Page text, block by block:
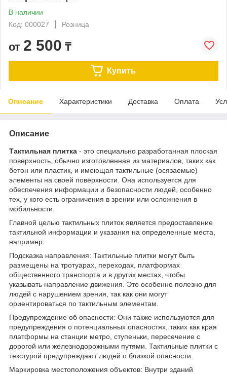
В наличии
Код: 000027
Розница
от 2 500 ₸
Купить
Описание Характеристики Доставка Оплата
Описание
Тактильная плитка - это специально разработанная плоская
поверхность, обычно изготовленная из материалов, таких как
бетон или пластик, и имеющая тактильные (осязаемые)
элементы на своей поверхности. Она используется для
обеспечения информации и безопасности людей, особенно
тех, у кого есть ограничения в зрении или осложнения в
мобильности.
Главной целью тактильных плиток является предоставление
тактильной информации и указания на определенные места,
например:
Подсказка направления: Тактильные плитки могут быть
размещены на тротуарах, переходах, платформах
общественного транспорта и в других местах, чтобы
указывать направление движения. Это особенно полезно для
людей с нарушением зрения, так как они могут
ориентироваться по тактильным элементам.
Предупреждение об опасности: Они также используются для
предупреждения о потенциальных опасностях, таких как края
платформы на станции метро, ступеньки, пересечение с
дорогой или железнодорожными путями. Тактильные плитки с
текстурой предупреждают людей о близкой опасности.
Маркировка местоположения объектов: Внутри зданий